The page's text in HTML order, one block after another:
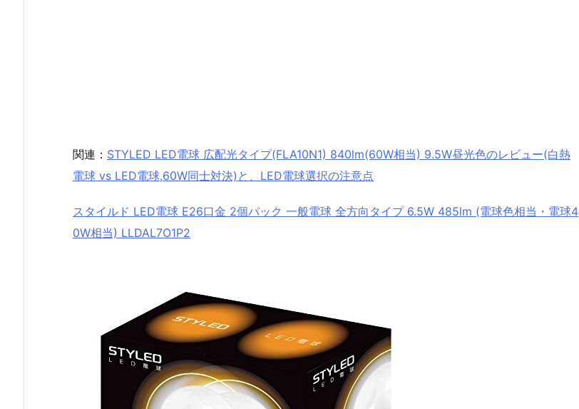
関連： STYLED LED電球 広配光タイプ(FLA10N1) 840lm(60W相当) 9.5W昼光色のレビュー(白熱
電球 vs LED電球,60W同士対決)と、LED電球選択の注意点
スタイルド LED電球 E26口金 2個パック 一般電球 全方向タイプ 6.5W 485lm (電球色相当・電球4
0W相当) LLDAL7O1P2